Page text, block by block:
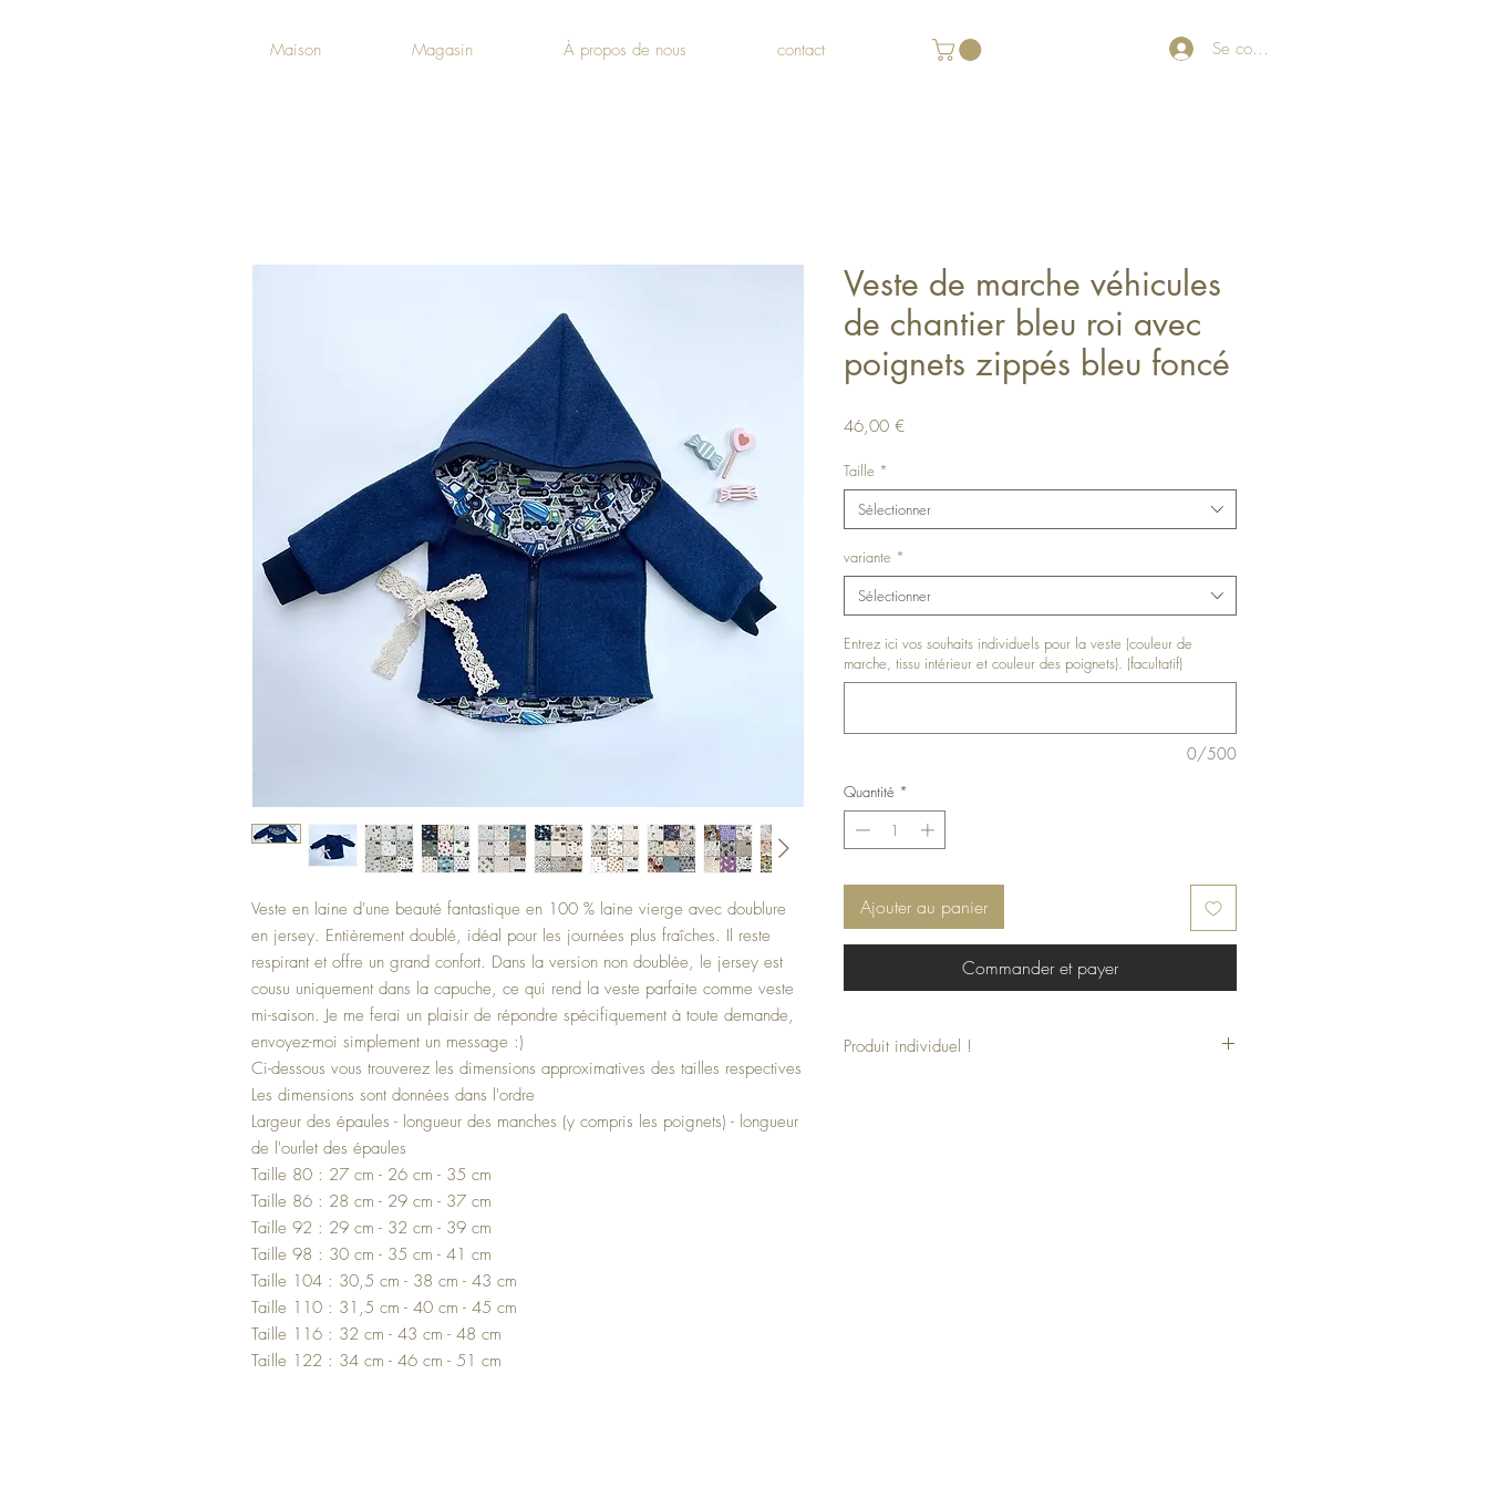
Maison Magasin À propos de nous contact Se connecter
Veste en laine d'une beauté fantastique en 100 % laine vierge avec doublure
en jersey. Entièrement doublé, idéal pour les journées plus fraîches. Il reste
respirant et offre un grand confort. Dans la version non doublée, le jersey est
cousu uniquement dans la capuche, ce qui rend la veste parfaite comme veste
mi-saison. Je me ferai un plaisir de répondre spécifiquement à toute demande,
envoyez-moi simplement un message :)
Ci-dessous vous trouverez les dimensions approximatives des tailles respectives
Les dimensions sont données dans l'ordre
Largeur des épaules - longueur des manches (y compris les poignets) - longueur
de l'ourlet des épaules
Taille 80 : 27 cm - 26 cm - 35 cm
Taille 86 : 28 cm - 29 cm - 37 cm
Taille 92 : 29 cm - 32 cm - 39 cm
Taille 98 : 30 cm - 35 cm - 41 cm
Taille 104 : 30,5 cm - 38 cm - 43 cm
Taille 110 : 31,5 cm - 40 cm - 45 cm
Taille 116 : 32 cm - 43 cm - 48 cm
Taille 122 : 34 cm - 46 cm - 51 cm
Veste de marche véhicules
de chantier bleu roi avec
poignets zippés bleu foncé
46,00 €Prix
Taille *
Sélectionner
variante *
Sélectionner
Entrez ici vos souhaits individuels pour la veste (couleur de
marche, tissu intérieur et couleur des poignets). (facultatif)
0/500
Quantité *
Ajouter au panier
Commander et payer
Produit individuel !